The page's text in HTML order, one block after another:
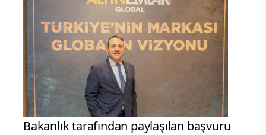
Bakanlık tarafından paylaşılan başvuru